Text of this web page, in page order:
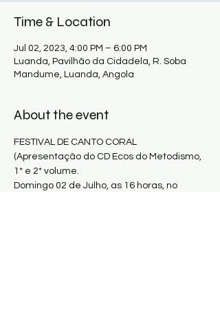
Time & Location
Jul 02, 2023, 4:00 PM – 6:00 PM
Luanda, Pavilhão da Cidadela, R. Soba
Mandume, Luanda, Angola
About the event
FESTIVAL DE CANTO CORAL
(Apresentação do CD Ecos do Metodismo,
1* e 2* volume.
Domingo 02 de Julho, as 16 horas, no